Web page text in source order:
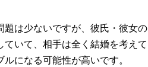
題は少ないですが、彼氏・彼女の
いて、相手は全く結婚を考えて
になる可能性が高いです。